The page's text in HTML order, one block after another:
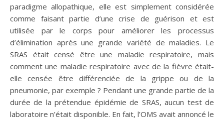
paradigme allopathique, elle est simplement considérée
comme faisant partie d’une crise de guérison et est
utilisée par le corps pour améliorer les processus
d’élimination après une grande variété de maladies. Le
SRAS était censé être une maladie respiratoire, mais
comment une maladie respiratoire avec de la fièvre était-
elle censée être différenciée de la grippe ou de la
pneumonie, par exemple ? Pendant une grande partie de la
durée de la prétendue épidémie de SRAS, aucun test de
laboratoire n’était disponible. En fait, l’OMS avait annoncé le